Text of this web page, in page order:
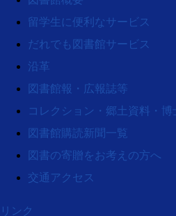
留学生に便利なサービス
だれでも図書館サービス
沿革
図書館報・広報誌等
コレクション・郷土資料・博
図書館購読新聞一覧
図書の寄贈をお考えの方へ
交通アクセス
リンク